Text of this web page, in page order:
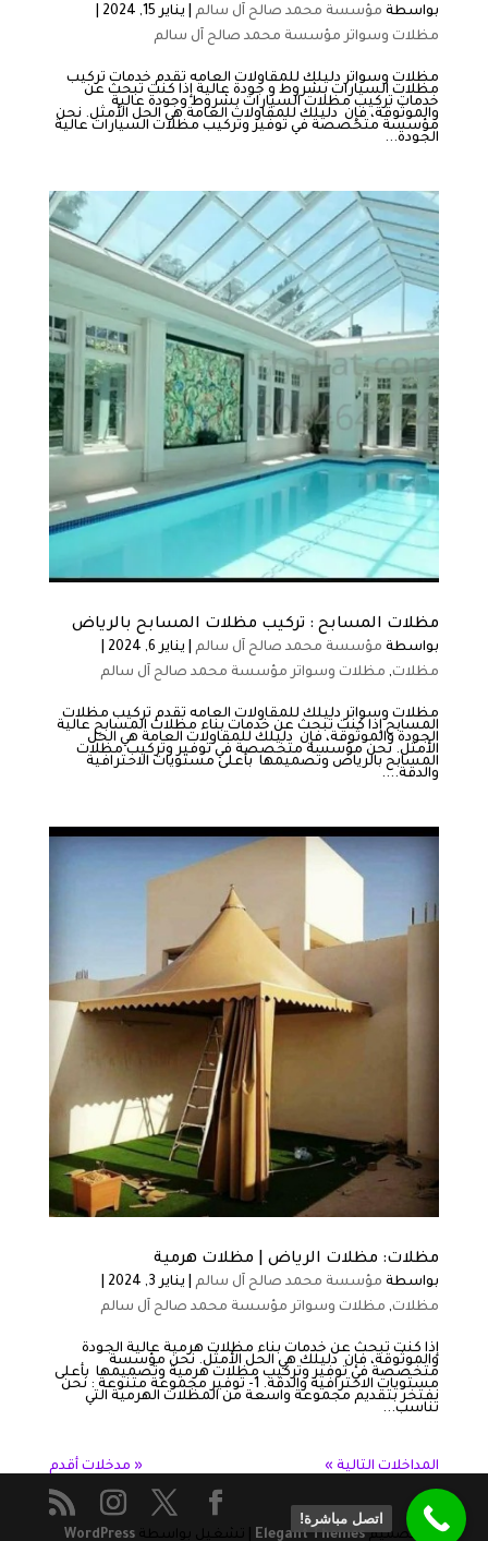
بواسطة مؤسسة محمد صالح آل سالم| يناير 15, 2024
مظلات وسواتر مؤسسة محمد صالح آل سالم
مظلات وسواتر دليلك للمقاولات العامه تقدم خدمات تركيب
مظلات السيارات بشروط و جودة عالية إذا كنت تبحث عن
خدمات تركيب مظلات السيارات بشروط وجودة عالية
والموثوقة، فإن دليلك للمقاولات العامة هي الحل الأمثل. نحن
مؤسسة متخصصة في توفير وتركيب مظلات السيارات عالية
الجودة...
مظلات المسابح : تركيب مظلات المسابح بالرياض
بواسطة مؤسسة محمد صالح آل سالم يناير 6, 2024
مظلات, مظلات وسواتر مؤسسة محمد صالح آل سالم
مظلات وسواتر دليلك للمقاولات العامه تقدم تركيب مظلات
المسابح إذا كنت تبحث عن خدمات بناء مظلات المسابح عالية
الجودة والموثوقة، فإن دليلك للمقاولات العامة هي الحل
الأمثل. نحن مؤسسة متخصصة في توفير وتركيب مظلات
المسابح بالرياض وتصميمها بأعلى مستويات الاحترافية
والدقة....
مظلات: مظلات الرياض | مظلات هرمية
بواسطة مؤسسة محمد صالح آل سالم| يناير 3, 2024
مظلات, مظلات وسواتر مؤسسة محمد صالح آل سالم
إذا كنت تبحث عن خدمات بناء مظلات هرمية عالية الجودة
والموثوقة، فإن دليلك هي الحل الأمثل. نحن مؤسسة
متخصصة في توفير وتركيب مظلات هرمية وتصميمها بأعلى
مستويات الاحترافية والدقة. 1- توفير مجموعة متنوعة : نحن
نفتخر بتقديم مجموعة واسعة من المظلات الهرمية التي
تناسب...
« مدخلات أقدم المداخلات التالية »
من تصميمElegant Themes
WordPress
اتصل مباشرة!